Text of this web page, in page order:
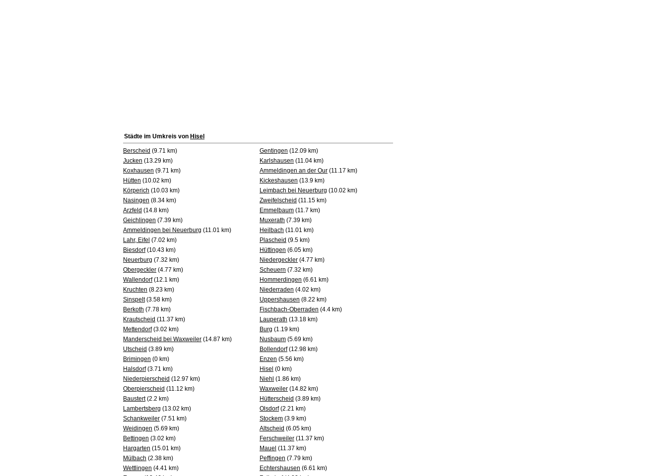
Städte im Umkreis von Hisel
Berscheid (9.71 km) Gentingen (12.09 km)
Jucken (13.29 km) Karlshausen (11.04 km)
Koxhausen (9.71 km) Ammeldingen an der Our (11.17 km)
Hütten (10.02 km) Kickeshausen (13.9 km)
Körperich (10.03 km) Leimbach bei Neuerburg (10.02 km)
Nasingen (8.34 km) Zweifelscheid (11.15 km)
Arzfeld (14.8 km) Emmelbaum (11.7 km)
Geichlingen (7.39 km) Muxerath (7.39 km)
Ammeldingen bei Neuerburg (11.01 km) Heilbach (11.01 km)
Lahr, Eifel (7.02 km) Plascheid (9.5 km)
Biesdorf(10.43 km) Hüttingen (6.05 km)
Neuerburg (7.32 km) Niedergeckler (4.77 km)
Obergeckler (4.77 km) Scheuern (7.32 km)
Wallendorf(12.1 km) Hommerdingen (6.61 km)
Kruchten (8.23 km) Niederraden (4.02 km)
Sinspelt(3.58 km) Uppershausen (8.22 km)
Berkoth (7.78 km) Fischbach-Oberraden (4.4 km)
Krautscheid (11.37 km) Lauperath (13.18 km)
Mettendorf(3.02 km) Burg (1.19 km)
Manderscheid bei Waxweiler (14.87 km) Nusbaum (5.69 km)
Utscheid (3.89 km) Bollendorf(12.98 km)
Brimingen (0 km) Enzen (5.56 km)
Halsdorf(3.71 km) Hisel (0 km)
Niederpierscheid (12.97 km) Niehl (1.86 km)
Oberpierscheid (11.12 km) Waxweiler (14.82 km)
Baustert(2.2 km) Hütterscheid (3.89 km)
Lambertsberg (13.02 km) Olsdorf(2.21 km)
Schankweiler (7.51 km) Stockem (3.9 km)
Weidingen (5.69 km) Altscheid (6.05 km)
Bettingen (3.02 km) Ferschweiler (11.37 km)
Hargarten (15.01 km) Mauel (11.37 km)
Mülbach (2.38 km) Peffingen (7.79 km)
Wettlingen (4.41 km) Echtershausen (6.61 km)